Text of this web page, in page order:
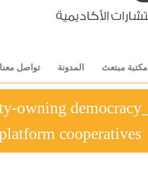
مكتبة مبتعث المدونة تواصل معنا
owning
cooperatives